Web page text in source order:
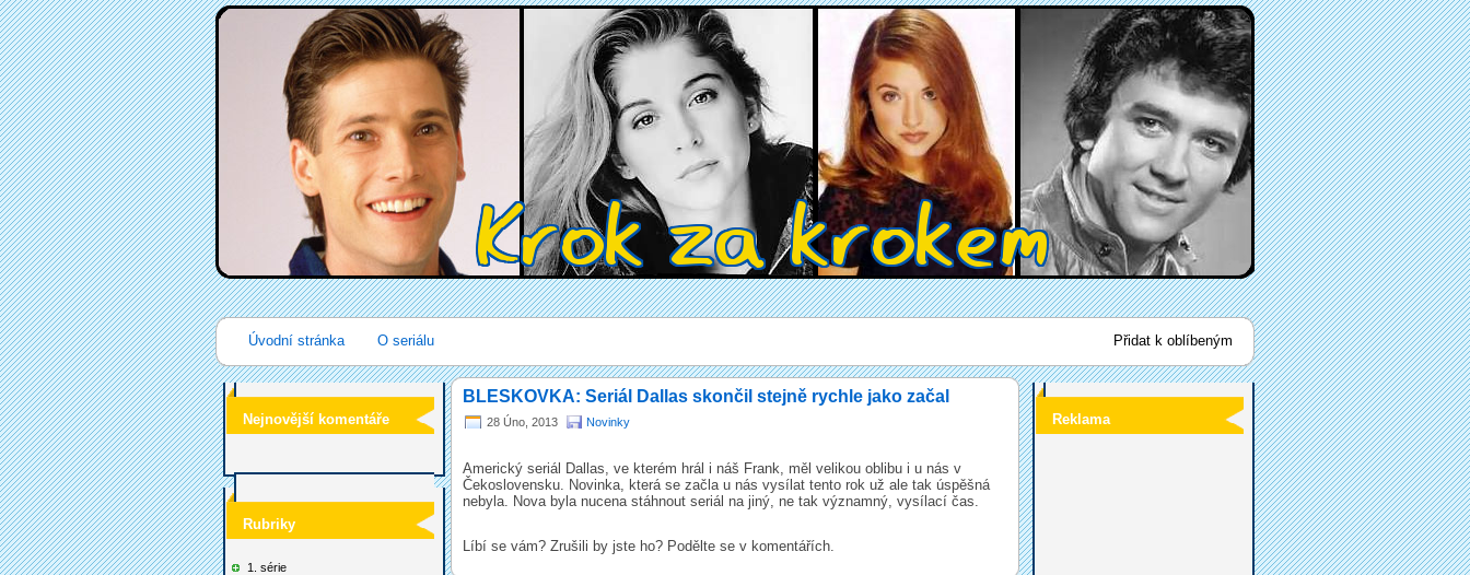
Úvodní stránka O seriálu Přidat k oblíbeným
Nejnovější komentáře
Rubriky
1. série
Reklama
BLESKOVKA: Seriál Dallas skončil stejně rychle jako začal
28 Úno, 2013 Novinky
Americký seriál Dallas, ve kterém hrál i náš Frank, měl velikou oblibu i u nás v
Čekoslovensku. Novinka, která se začla u nás vysílat tento rok už ale tak úspěšná
nebyla. Nova byla nucena stáhnout seriál na jiný, ne tak významný, vysílací čas.
Líbí se vám? Zrušili by jste ho? Podělte se v komentářích.